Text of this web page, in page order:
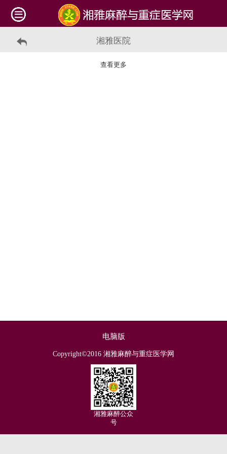
湘雅医院
查看更多
电脑版
Copyright©2016 湘雅麻醉与重症医学网
湘雅麻醉公众
号